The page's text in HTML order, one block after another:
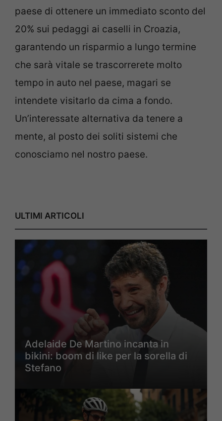
paese di ottenere un immediato sconto del
20% sui pedaggi ai caselli in Croazia,
garantendo un risparmio a lungo termine
che sarà vitale se trascorrerete molto
tempo in auto nel paese, magari se
intendete visitarlo da cima a fondo.
Un’interessate alternativa da tenere a
mente, al posto dei soliti sistemi che
conosciamo nel nostro paese.
ULTIMI ARTICOLI
Adelaide De Martino incanta in
bikini: boom di like per la sorella di
Stefano